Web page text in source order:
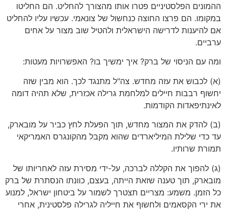
ההמונים הפלסטיניים פטרו אותו מהצורך להחליט. הם החליטו
במקומו. הם פרצו החוצה כנחשול של צונאמי. עכשיו עליו להחליט
אם להיענות לדרישה הישראלית ולהטיל שוב מצור על אחים
ערביים.
ומה עם הניסוי של ברק? איך ימשיך בו? האפשרויות מעטות:
(א) לכבוש את עזה מחדש. צה"ל מתנגד לכך. הוא מבין שזה
יחשוף רבבות חיילים למלחמת גרילה אכזרית, שלא תהיה דומה
לאינתיפאדות הקודמות.
(ב) להדק את המצור מחדש, תוך הפעלת לחץ כביר על מובארק,
עד כדי שלילת המיליארדים שהוא מקבל מהקונגרס האמריקאי
תמורת שרותיו.
(ג) להפוך את הקללה לברכה, על-ידי מסירת עזה לאחריותו של
מובארק, תוך טענה שזאת הייתה, בעצם, כוונתו הנסתרת של ברק
כל הזמן. משמע: מצריים תצטרך לשמור על ביטחון ישראל, למנוע
את ירי הקסאמים ולחשוף את חייליה לגרילה פלסטינית, אחרי